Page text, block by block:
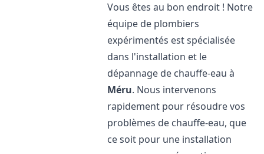
Vous êtes au bon endroit ! Notre
équipe de plombiers
expérimentés est spécialisée
dans l'installation et le
dépannage de chauffe-eau à
Méru. Nous intervenons
rapidement pour résoudre vos
problèmes de chauffe-eau, que
ce soit pour une installation